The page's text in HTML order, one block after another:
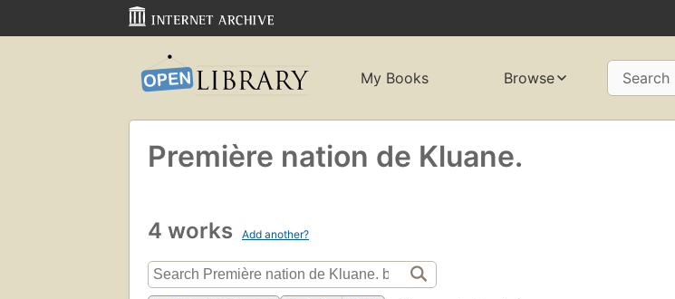
My Books Browse Search
Première nation de Kluane.
4 works Add another?